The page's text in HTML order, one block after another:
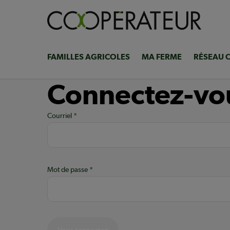
Navigation
principale
FAMILLES AGRICOLES MA FERME RÉSEAU
Connectez-
Courriel
Mot de passe